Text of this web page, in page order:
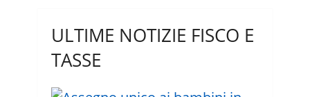
ULTIME NOTIZIE FISCO E
TASSE